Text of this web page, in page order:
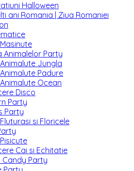
Halloween
ani Romania | Ziua Romaniei
Animalelor Party
Jungla
Padure
Ocean
Disco
Party
Party
si Floricele
Cai si Echitatie
Candy Party